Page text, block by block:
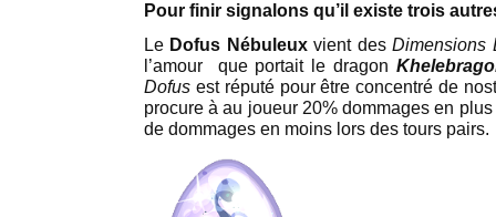
Pour finir signalons qu’il existe trois
Le Dofus Nébuleuxvient desDimensions
l’amour que portait le dragon
Dofus est réputé pour être concentré de
procure à au joueur 20% dommages en
de dommages en moins lors des tours pairs.